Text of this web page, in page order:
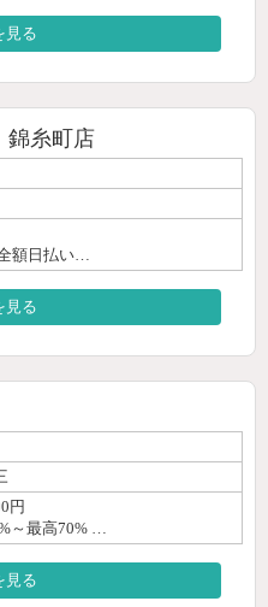
見る
糸町店
額日払い…
見る
円
～最高70% …
見る